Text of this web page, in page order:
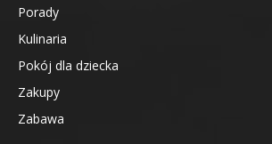
Porady
Kulinaria
Pokój dla dziecka
Zakupy
Zabawa